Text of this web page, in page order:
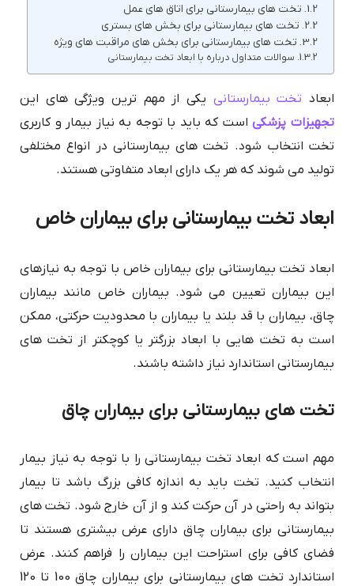
تخت های بیمارستانی برای اتاق های عمل
تخت های بیمارستانی برای بخش های بستری
تخت های بیمارستانی برای بخش های مراقبت های ویژه
سوالات متداول درباره با ابعاد تخت بیمارستانی
ابعاد تخت بیمارستانی یکی از مهم ترین ویژگی های این
تجهیزات پزشکیاست که باید با توجه به نیاز بیمار و کاربری
تخت انتخاب شود. تخت های بیمارستانی در انواع مختلفی
تولید می شوند که هر یک دارای ابعاد متفاوتی هستند.
ابعاد تخت بیمارستانی برای بیماران خاص
ابعاد تخت بیمارستانی برای بیماران خاص با توجه به نیازهای
این بیماران تعیین می شود. بیماران خاص مانند بیماران
چاق، بیماران با قد بلند یا بیماران با محدودیت حرکتی، ممکن
است به تخت هایی با ابعاد بزرگتر یا کوچکتر از تخت های
بیمارستانی استاندارد نیاز داشته باشند.
تخت های بیمارستانی برای بیماران چاق
مهم است که ابعاد تخت بیمارستانی را با توجه به نیاز بیمار
انتخاب کنید. تخت باید به اندازه کافی بزرگ باشد تا بیمار
بتواند به راحتی در آن حرکت کند و از آن خارج شود. تخت های
بیمارستانی برای بیماران چاق دارای عرض بیشتری هستند تا
فضای کافی برای استراحت این بیماران را فراهم کنند. عرض
استاندارد تخت های بیمارستانی برای بیماران چاق 100 تا 120